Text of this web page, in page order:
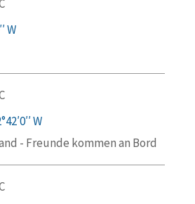
W
W
- Freunde kommen an Bord